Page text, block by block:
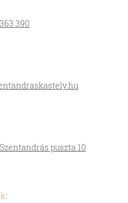
390
puszta 10